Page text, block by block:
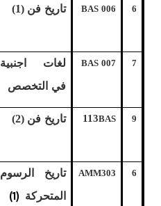
6
BAS 006 تاريخ فن (1)
7
BAS 007
لغات اجنبية
في التخصص
9
BAS
113 تاريخ فن (2)
6
AMM303
تاريخ الرسوم
المتحركة (1)